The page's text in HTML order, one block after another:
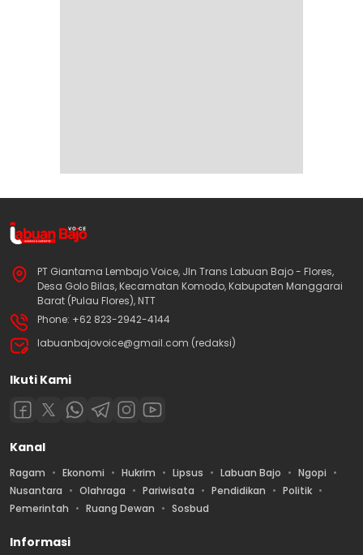
PT Giantama Lembajo Voice, Jln Trans Labuan Bajo - Flores,
Desa Golo Bilas, Kecamatan Komodo, Kabupaten Manggarai
Barat (Pulau Flores), NTT
Phone: +62 823-2942-4144
labuanbajovoice@gmail.com (redaksi)
Ikuti Kami
Kanal
Ragam Ekonomi Hukrim Lipsus Labuan Bajo
Ngopi
Nusantara
Olahraga Pariwisata Pendidikan
Politik
Pemerintah
Ruang Dewan Sosbud
Informasi